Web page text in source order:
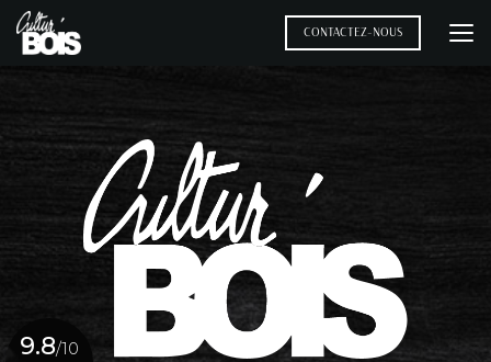
Aller
au
contenu
CONTACTEZ-NOUS
9.8/10